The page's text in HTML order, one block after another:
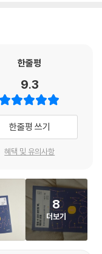
운 인간은 비판적이고
랑하는 유덕하면서도 이
낄 때, 그들은 자신의 삶
이념을 맹목적으로 수용
기 위해 민족주의적인 감
실화될 수 있다는 사실을
중에서
소개하며 철학 공부의 즐
롬의 심원한 사상과 함
리히 프롬을 함께 조명
안고 치열하게 사유하
말은 우리가 불안과 고
있는 유일한 길은 ‘사
자’라고 불릴 만큼 사랑
믿었다. 누군가를 진정으
하고 삶 자체를 사랑하게
거움을 넘어 인격이 전환
한줄평
9.3
한줄평 쓰기
혜택 및 유의사항
8
더보기